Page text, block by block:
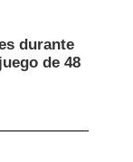
durante
de 48